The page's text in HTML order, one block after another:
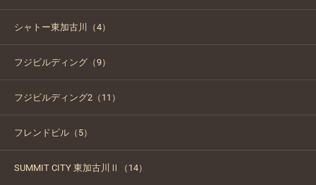
シャトー東加古川（4）
フジビルディング（9）
フジビルディング2（11）
フレンドビル（5）
SUMMIT CITY 東加古川Ⅱ（14）